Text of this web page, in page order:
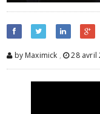
by Maximick , 28 avril